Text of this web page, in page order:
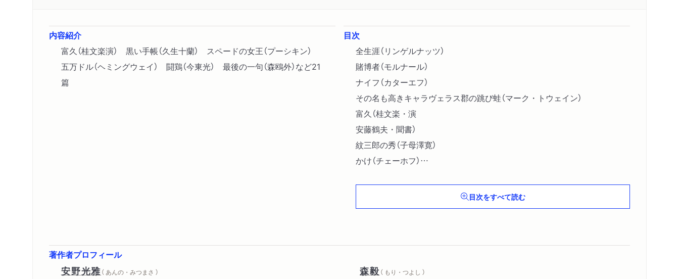
内容紹介
富久（桂文楽演） 黒い手帳（久生十蘭） スペードの女王（プーシキン）
五万ドル（ヘミングウェイ） 闘鶏（今東光） 最後の一句（森鴎外）など21
篇
目次
全生涯（リンゲルナッツ）
賭博者（モルナール）
ナイフ（カターエフ）
その名も高きキャラヴェラス郡の跳び蛙（マーク・トウェイン）
富久（桂文楽・演
安藤鶴夫・聞書）
紋三郎の秀（子母澤寛）
かけ（チェーホフ）
アフリカでの私（ボンテンペルリ）
黒い手帳（久生十蘭）
塩百姓（獅子文六）
目次をすべて読む
著作者プロフィール
安野光雅（ あんの・みつまさ ） 森毅 （ もり・つよし ）